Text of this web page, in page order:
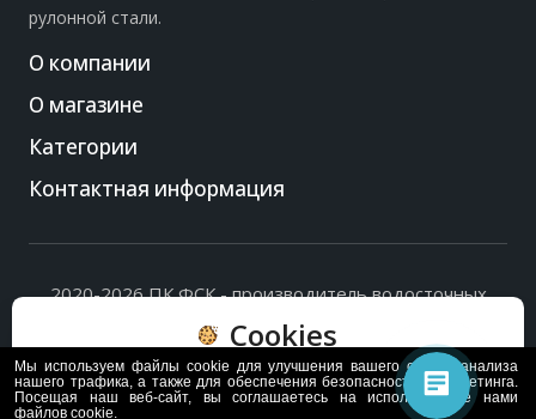
рулонной стали.
О компании
О магазине
Категории
Контактная информация
2020-2026 ПК ФСК - производитель водосточных
Политика обработки персональных данных
на их обработку.
Cookies
Пользуясь сайтом, вы соглашаетесь с политикой
обработки и хранения данных Cookie
Мы используем файлы cookie для улучшения вашего опыта, анализа
нашего трафика, а также для обеспечения безопасности и маркетинга.
Посещая наш веб-сайт, вы соглашаетесь на использование нами
файлов cookie.